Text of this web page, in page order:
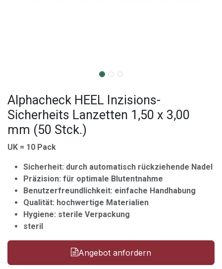
Alphacheck HEEL Inzisions-
Sicherheits Lanzetten 1,50 x 3,00
mm (50 Stck.)
UK = 10 Pack
Sicherheit: durch automatisch rückziehende Nadel
Präzision: für optimale Blutentnahme
Benutzerfreundlichkeit: einfache Handhabung
Qualität: hochwertige Materialien
Hygiene: sterile Verpackung
steril
Angebot anfordern